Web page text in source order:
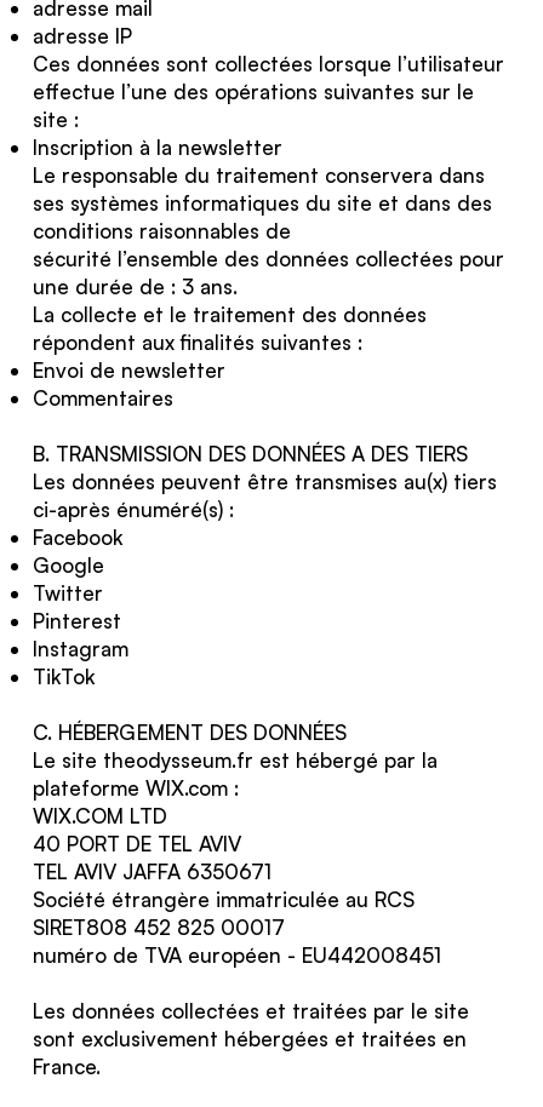
adresse mail
adresse IP
Ces données sont collectées lorsque l’utilisateur
effectue l’une des opérations suivantes sur le
site :
Inscription à la newsletter
Le responsable du traitement conservera dans
ses systèmes informatiques du site et dans des
conditions raisonnables de
sécurité l’ensemble des données collectées pour
une durée de : 3 ans.
La collecte et le traitement des données
répondent aux finalités suivantes :
Envoi de newsletter
Commentaires
B. TRANSMISSION DES DONNÉES A DES TIERS
Les données peuvent être transmises au(x) tiers
ci-après énuméré(s) :
Facebook
Google
Twitter
Pinterest
Instagram
TikTok
C. HÉBERGEMENT DES DONNÉES
Le site theodysseum.fr est hébergé par la
plateforme WIX.com :
WIX.COM LTD
40 PORT DE TEL AVIV
TEL AVIV JAFFA 6350671
Société étrangère immatriculée au RCS
SIRET808 452 825 00017
numéro de TVA européen - EU442008451
Les données collectées et traitées par le site
sont exclusivement hébergées et traitées en
France.